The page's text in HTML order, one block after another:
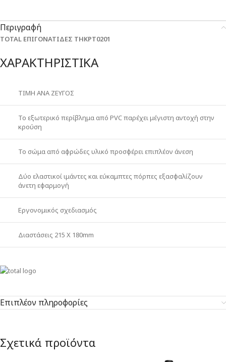
Περιγραφή
TOTAL ΕΠΙΓΟΝΑΤΙΔΕΣ THKPT0201
ΧΑΡΑΚΤΗΡΙΣΤΙΚΑ
ΤΙΜΗ ΑΝΑ ΖΕΥΓΟΣ
Το εξωτερικό περίβλημα από PVC παρέχει μέγιστη αντοχή στην
κρούση
Το σώμα από αφρώδες υλικό προσφέρει επιπλέον άνεση
Δύο ελαστικοί ιμάντες και εύκαμπτες πόρπες εξασφαλίζουν
άνετη εφαρμογή
Εργονομικός σχεδιασμός
Διαστάσεις 215 Χ 180mm
Επιπλέον πληροφορίες
Σχετικά προϊόντα